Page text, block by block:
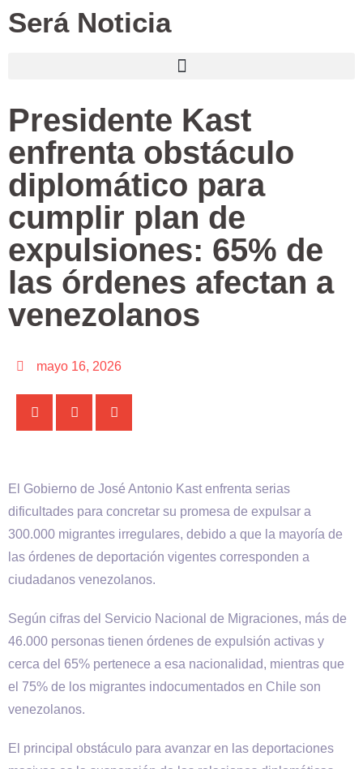
Será Noticia
Presidente Kast
enfrenta obstáculo
diplomático para
cumplir plan de
expulsiones: 65% de
las órdenes afectan a
venezolanos
mayo 16, 2026
El Gobierno de José Antonio Kast enfrenta serias
dificultades para concretar su promesa de expulsar a
300.000 migrantes irregulares, debido a que la mayoría de
las órdenes de deportación vigentes corresponden a
ciudadanos venezolanos.
Según cifras del Servicio Nacional de Migraciones, más de
46.000 personas tienen órdenes de expulsión activas y
cerca del 65% pertenece a esa nacionalidad, mientras que
el 75% de los migrantes indocumentados en Chile son
venezolanos.
El principal obstáculo para avanzar en las deportaciones